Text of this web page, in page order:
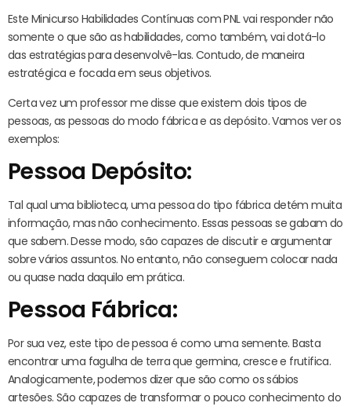
Este Minicurso Habilidades Contínuas com PNL vai responder não
somente o que são as habilidades, como também, vai dotá-lo
das estratégias para desenvolvê-las. Contudo, de maneira
estratégica e focada em seus objetivos.
Certa vez um professor me disse que existem dois tipos de
pessoas, as pessoas do modo fábrica e as depósito. Vamos ver os
exemplos:
Pessoa Depósito:
Tal qual uma biblioteca, uma pessoa do tipo fábrica detém muita
informação, mas não conhecimento. Essas pessoas se gabam do
que sabem. Desse modo, são capazes de discutir e argumentar
sobre vários assuntos. No entanto, não conseguem colocar nada
ou quase nada daquilo em prática.
Pessoa Fábrica:
Por sua vez, este tipo de pessoa é como uma semente. Basta
encontrar uma fagulha de terra que germina, cresce e frutifica.
Analogicamente, podemos dizer que são como os sábios
artesões. São capazes de transformar o pouco conhecimento do